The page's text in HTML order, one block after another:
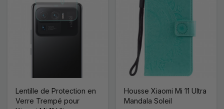
Lentille de Protection en
Verre Trempé pour
Housse Xiaomi Mi 11 Ultra
Mandala Soleil